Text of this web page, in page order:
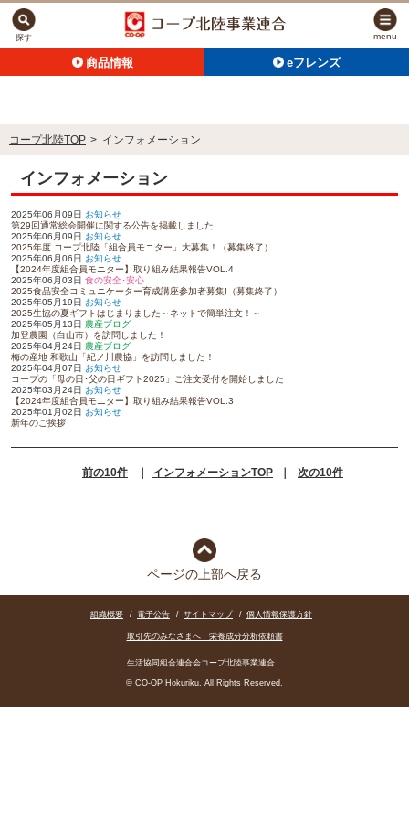
商品情報 eフレンズ
探す menu
コープ北陸TOP > インフォメーション
インフォメーション
2025年06月09日 お知らせ
第29回通常総会開催に関する公告を掲載しました
2025年06月09日 お知らせ
2025年度 コープ北陸「組合員モニター」大募集！（募集終了）
2025年06月06日 お知らせ
【2024年度組合員モニター】取り組み結果報告VOL.4
2025年06月03日 食の安全･安心
2025食品安全コミュニケーター育成講座参加者募集!（募集終了）
2025年05月19日 お知らせ
2025生協の夏ギフトはじまりました～ネットで簡単注文！～
2025年05月13日 農産ブログ
加登農園（白山市）を訪問しました！
2025年04月24日 農産ブログ
梅の産地 和歌山「紀ノ川農協」を訪問しました！
2025年04月07日 お知らせ
コープの「母の日･父の日ギフト2025」ご注文受付を開始しました
2025年03月24日 お知らせ
【2024年度組合員モニター】取り組み結果報告VOL.3
2025年01月02日 お知らせ
新年のご挨拶
前の10件 ｜ インフォメーションTOP ｜ 次の10件
ページの上部へ戻る
組織概要 / 電子公告 / サイトマップ / 個人情報保護方針
取引先のみなさまへ 栄養成分分析依頼書
生活協同組合連合会コープ北陸事業連合
© CO-OP Hokuriku. All Rights Reserved.